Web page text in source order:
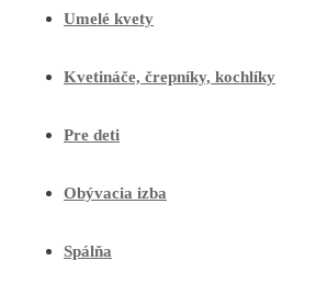
Umelé kvety
Kvetináče, črepníky, kochlíky
Pre deti
Obývacia izba
Spálňa